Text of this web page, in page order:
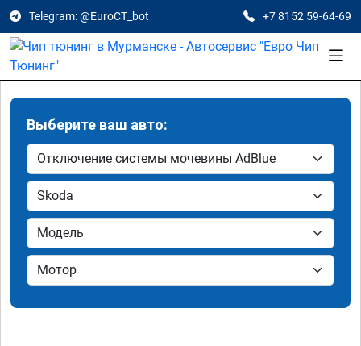
Telegram: @EuroCT_bot +7 8152 59-64-69
Выберите ваш авто: